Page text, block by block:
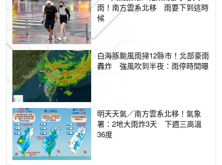
雨！南方雲系北移 雨要下到這時
候
白海豚颱風雨掃12縣市！北部豪雨
轟炸 強風吹到半夜：雨停時間曝
明天天氣／南方雲系北移！氣象
署：2地大雨炸3天 下週三高溫
36度